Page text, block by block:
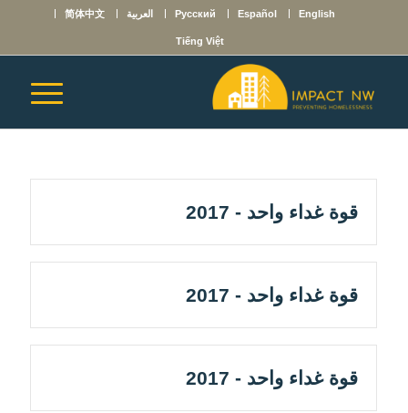
English
Español
Русский العربية 简体中文
Tiếng Việt
قوة غداء واحد - 2017
قوة غداء واحد - 2017
قوة غداء واحد - 2017